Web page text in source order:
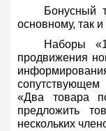
Бонусный
основному, так
Наборы
продвижения
«Два товара
предложить
нескольких